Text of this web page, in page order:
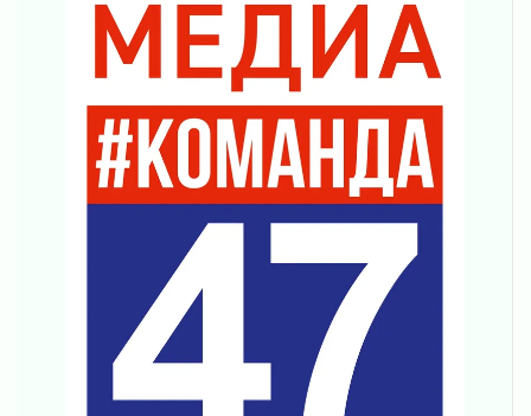
Память, сталь и музыка
04 августа 2026
Регион готовится к выборам
Никакого принуждения, только письменное
согласие
04 августа 2026
Без риска для здоровья и кошелька
Важная информация
Что делать со сбережениями
04 августа 2026
Награды нашли строителей
03 августа 2026